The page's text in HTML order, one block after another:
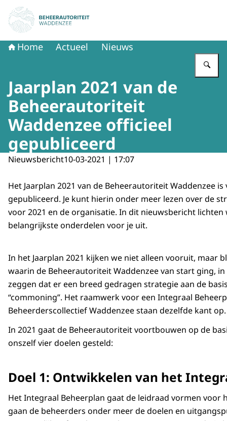
Naar de homepage van Beheerautoriteit Waddenzee
Home Actueel Nieuws
Jaarplan 2021 van de
Beheerautoriteit
Waddenzee officieel
gepubliceerd
Nieuwsbericht10-03-2021 | 17:07
Het Jaarplan 2021 van de Beheerautoriteit Waddenzee
gepubliceerd. Je kunt hierin onder meer lezen over de
voor 2021 en de organisatie. In dit nieuwsbericht lichten
belangrijkste onderdelen voor je uit.
In het Jaarplan 2021 kijken we niet alleen vooruit, maar
waarin de Beheerautoriteit Waddenzee van start ging,
zeggen dat er een breed gedragen strategie aan de
“commoning”. Het raamwerk voor een Integraal
Beheerderscollectief Waddenzee staan dezelfde kant
In 2021 gaat de Beheerautoriteit voortbouwen op de
onszelf vier doelen gesteld:
Doel 1: Ontwikkelen van het
Het Integraal Beheerplan gaat de leidraad vormen voor
gaan de beheerders onder meer de doelen en